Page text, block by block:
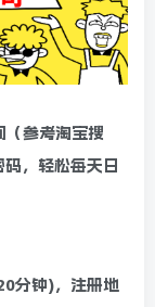
（参考淘宝搜
，轻松每天日
分钟)，注册地